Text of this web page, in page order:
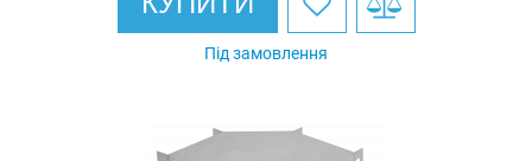
Під замовлення